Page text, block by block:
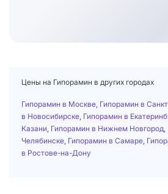
Цены на Гипорамин в других городах
Гипорамин в Москве Гипорамин в
в Новосибирске Гипорамин в
Казани Гипорамин в Нижнем Новгород
Челябинске Гипорамин в Самаре
в Ростове-на-Дону